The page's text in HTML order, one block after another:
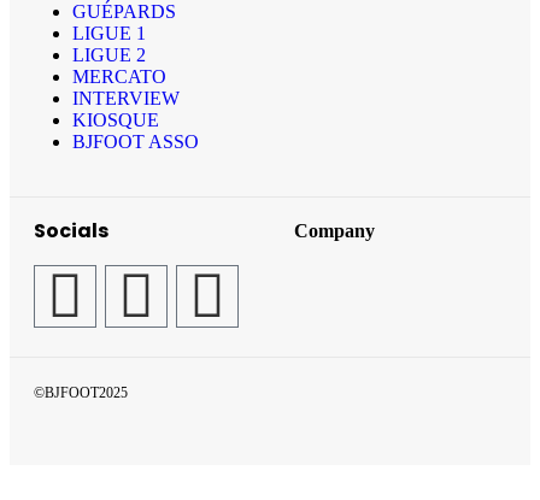
GUÉPARDS
LIGUE 1
LIGUE 2
MERCATO
INTERVIEW
KIOSQUE
BJFOOT ASSO
Socials Company
©BJFOOT2025